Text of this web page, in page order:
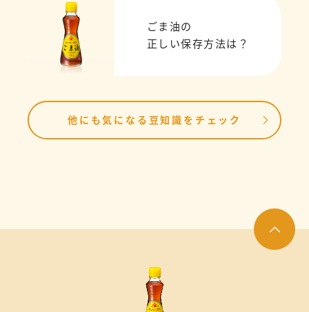
ごま油の
正しい保存方法は？
他にも気になる豆知識をチェック